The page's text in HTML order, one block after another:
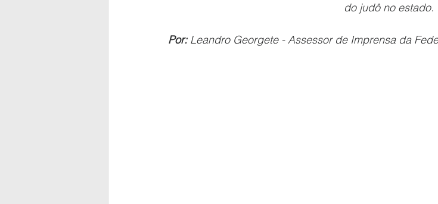
do judô no estado.
Por: Leandro Georgete - Assessor de Imprensa da